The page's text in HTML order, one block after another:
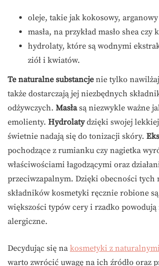
oleje, takie jak kokosowy,
masła, na przykład masło shea czy
hydrolaty, które są wodnymi
ziół i kwiatów.
Te naturalne substancje nie tylko
także dostarczają jej niezbędnych
odżywczych. Masłasą niezwykle ważne
emolienty. Hydrolatydzięki swojej
świetnie nadają się do tonizacji skóry.
pochodzące z rumianku czy nagietka
właściwościami łagodzącymi oraz
przeciwzapalnym. Dzięki obecności tych
składników kosmetyki ręcznie robione
większości typów cery i rzadko powodują
alergiczne.
Decydując się na kosmetyki z
warto zwrócić uwagę na ich źródło oraz